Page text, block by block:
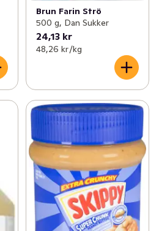
Brun Farin Strö
500 g, Dan Sukker
24,13 kr
48,26 kr /kg